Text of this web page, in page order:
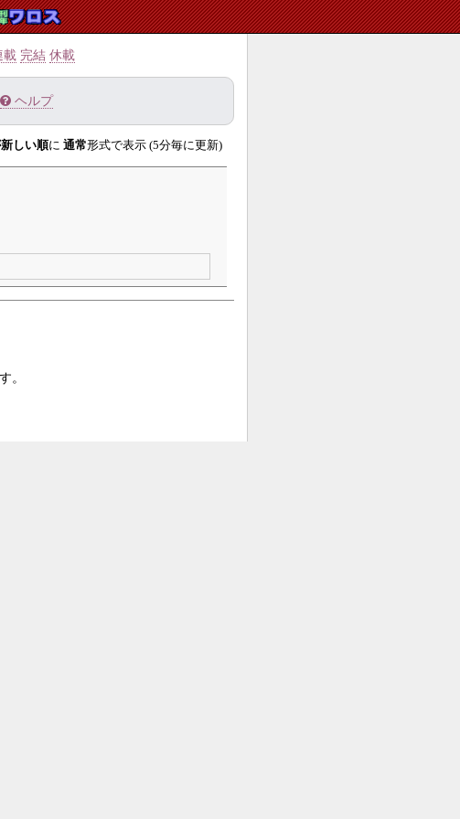
載 完結 休載
ヘルプ
しい順に通常形式で表示 (5分毎に更新)
。